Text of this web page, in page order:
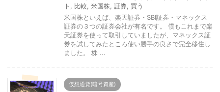
ト , 比較, 米国株, 証券, 買う
米国株といえば、楽天証券・SBI証券・マネックス
証券の３つの証券会社が有名です。 僕もこれまで楽
天証券を使って取引していましたが、マネックス証
券を試してみたところ使い勝手の良さで完全移住し
ました。 株 ...
仮想通貨(暗号資産)